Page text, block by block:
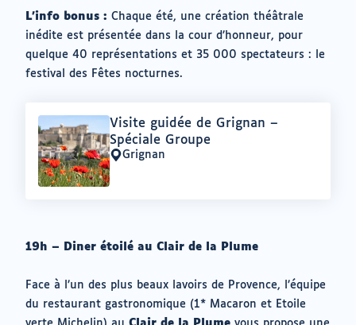
L’info bonus : Chaque été, une création théâtrale
inédite est présentée dans la cour d’honneur, pour
quelque 40 représentations et 35 000 spectateurs : le
festival des Fêtes nocturnes.
Offre
:
Visite guidée de Grignan –
Spéciale Groupe
Lieu
:
Grignan
19h – Diner étoilé au Clair de la Plume
Face à l’un des plus beaux lavoirs de Provence, l’équipe
du restaurant gastronomique (1* Macaron et Etoile